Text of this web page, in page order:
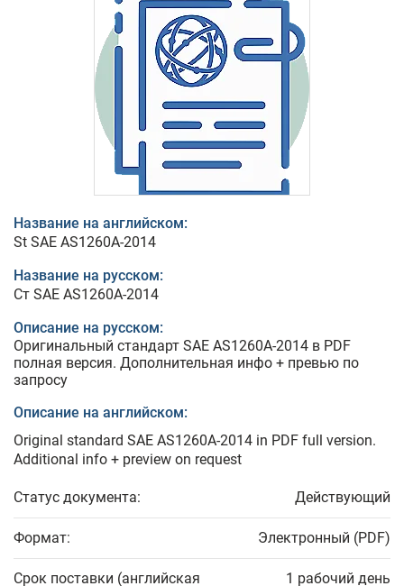
Название на английском:
St SAE AS1260A-2014
Название на русском:
Ст SAE AS1260A-2014
Описание на русском:
Оригинальный стандарт SAE AS1260A-2014 в PDF
полная версия. Дополнительная инфо + превью по
запросу
Описание на английском:
Original standard SAE AS1260A-2014 in PDF full version.
Additional info + preview on request
Статус документа: Действующий
Формат: Электронный (PDF)
Срок поставки (английская
1 рабочий день